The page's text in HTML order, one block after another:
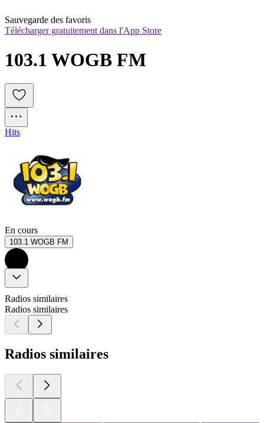
Sauvegarde des favoris
Télécharger gratuitement dans l'App Store
103.1 WOGB FM
Hits
En cours
103.1 WOGB FM
Radios similaires
Radios similaires
Radios similaires